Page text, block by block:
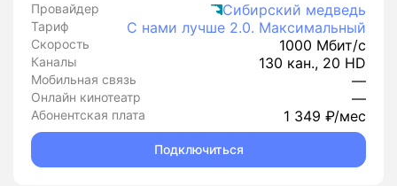
Провайдер Сибирский медведь
Тариф С нами лучше 2.0. Максимальный
Скорость 1000 Мбит/с
Каналы 130 кан., 20 HD
Мобильная связь —
Онлайн кинотеатр —
Абонентская плата 1 349 ₽/мес
Подключиться